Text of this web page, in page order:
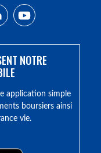
NOTRE
application simple
boursiers ainsi
vie.